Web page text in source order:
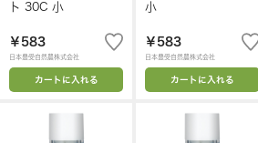
ト 30C 小
￥583
日本豊受自然農株式会社
カートに入れる
小
￥583
日本豊受自然農株式会社
カートに入れる